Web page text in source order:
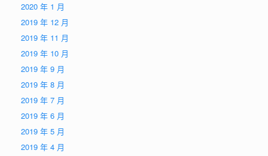
2020 年 1 月
2019 年 12 月
2019 年 11 月
2019 年 10 月
2019 年 9 月
2019 年 8 月
2019 年 7 月
2019 年 6 月
2019 年 5 月
2019 年 4 月